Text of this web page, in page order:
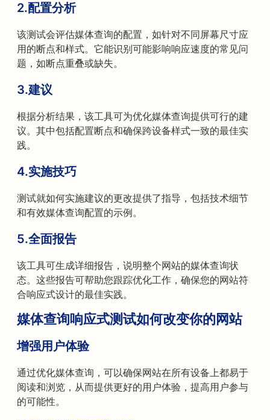
2.配置分析
该测试会评估媒体查询的配置，如针对不同屏幕尺寸应
用的断点和样式。它能识别可能影响响应速度的常见问
题，如断点重叠或缺失。
3.建议
根据分析结果，该工具可为优化媒体查询提供可行的建
议。其中包括配置断点和确保跨设备样式一致的最佳实
践。
4.实施技巧
测试就如何实施建议的更改提供了指导，包括技术细节
和有效媒体查询配置的示例。
5.全面报告
该工具可生成详细报告，说明整个网站的媒体查询状
态。这些报告可帮助您跟踪优化工作，确保您的网站符
合响应式设计的最佳实践。
媒体查询响应式测试如何改变你的网站
增强用户体验
通过优化媒体查询，可以确保网站在所有设备上都易于
阅读和浏览，从而提供更好的用户体验，提高用户参与
的可能性。